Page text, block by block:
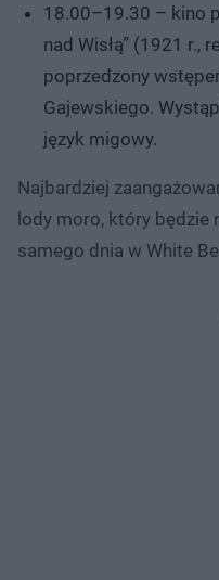
18.00–19.30 – kino
nad Wisłą” (1921 r.,
poprzedzony
Gajewskiego.
język migowy.
Najbardziej
lody moro, który będzie
samego dnia w White